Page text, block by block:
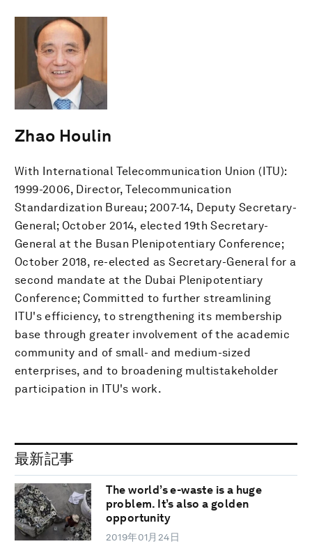
Zhao Houlin
With International Telecommunication Union (ITU):
1999-2006, Director, Telecommunication
Standardization Bureau; 2007-14, Deputy Secretary-
General; October 2014, elected 19th Secretary-
General at the Busan Plenipotentiary Conference;
October 2018, re-elected as Secretary-General for a
second mandate at the Dubai Plenipotentiary
Conference; Committed to further streamlining
ITU's efficiency, to strengthening its membership
base through greater involvement of the academic
community and of small- and medium-sized
enterprises, and to broadening multistakeholder
participation in ITU's work.
最新記事
The world’s e-waste is a huge
problem. It’s also a golden
opportunity
2019年01月24日